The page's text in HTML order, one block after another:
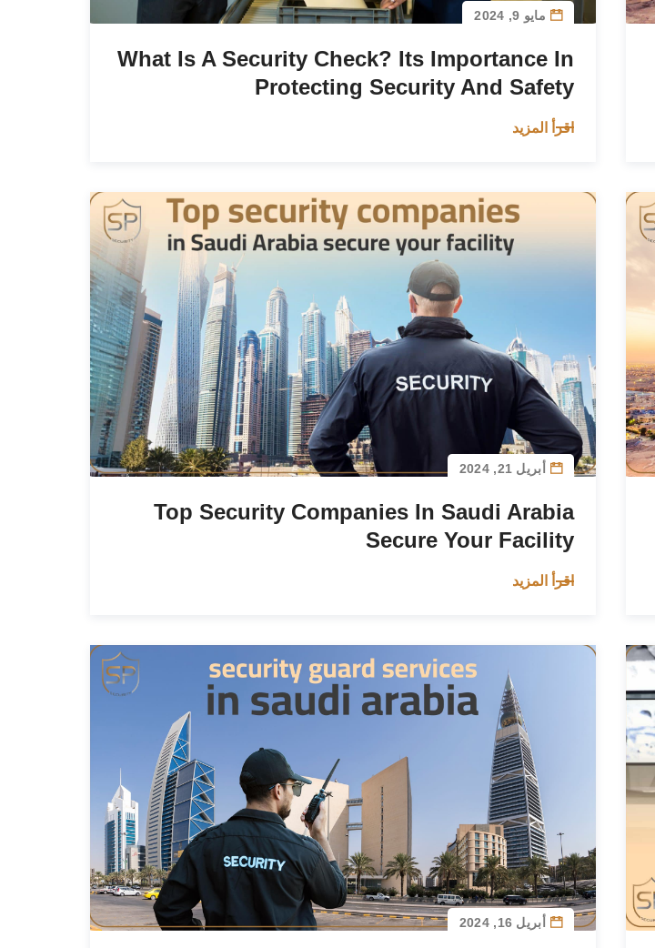
مايو 9, 2024
What Is A Security Check? Its Importance In
Protecting Security And Safety
اقرأ المزيد
أبريل 21, 2024
Top Security Companies In Saudi Arabia
Secure Your Facility
اقرأ المزيد
أبريل 16, 2024